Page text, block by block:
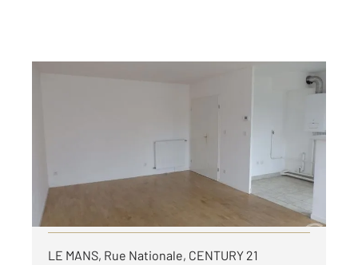
Appartement F3 à louer
719 €
par mois charges comprises
LE MANS, Rue Nationale, CENTURY 21